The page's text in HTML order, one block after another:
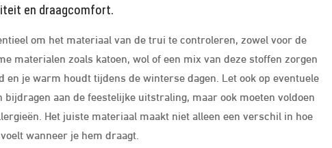
en draagcomfort.
om het materiaal van de trui te controleren, zowel voor de
materialen zoals katoen, wol of een mix van deze stoffen zorgen
je warm houdt tijdens de winterse dagen. Let ook op eventuele
aan de feestelijke uitstraling, maar ook moeten voldoen
Het juiste materiaal maakt niet alleen een verschil in hoe
wanneer je hem draagt.